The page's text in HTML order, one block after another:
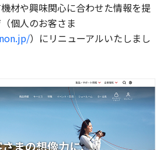
材や興味関心に合わせた情報を提
個人のお客さま
）にリニューアルいたしまし